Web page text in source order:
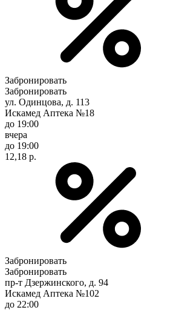
Забронировать
Забронировать
ул. Одинцова, д. 113
Искамед Аптека №18
до 19:00
вчера
до 19:00
12,18 р.
Забронировать
Забронировать
пр-т Дзержинского, д. 94
Искамед Аптека №102
до 22:00